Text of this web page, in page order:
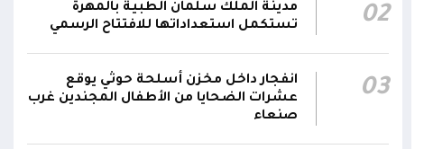
بصورة دائمة لمتابعة التطورات الميدانية والأمنية
واتخاذ ما يلزم من إجراءات بصورة عاجلة ومستمرة
بما يضمن سرعة الاستجابة للتصعيد الحوثي
والتعامل مع تداعياته على مختلف المستويات
أقر #مجلس_الدفاع_الوطني جملة من القرارات
والتوجيهات الهادفة إلى رفع مستوى الجاهزية
02
مدينة الملك سلمان الطبية بالمهرة
تستكمل استعداداتها للافتتاح الرسمي
03
انفجار داخل مخزن أسلحة حوثي يوقع
عشرات الضحايا من الأطفال المجندين غرب
صنعاء